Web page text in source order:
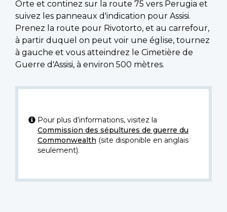
Orte et continez sur la route 75 vers Perugia et
suivez les panneaux d'indication pour Assisi.
Prenez la route pour Rivotorto, et au carrefour,
à partir duquel on peut voir une église, tournez
à gauche et vous atteindrez le Cimetière de
Guerre d'Assisi, à environ 500 mètres.
Pour plus d’informations, visitez la
Commission des sépultures de guerre du
Commonwealth (site disponible en anglais
seulement).